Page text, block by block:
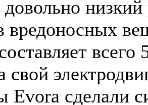
довольно низкий
вредоносных
свой
Evora сделали